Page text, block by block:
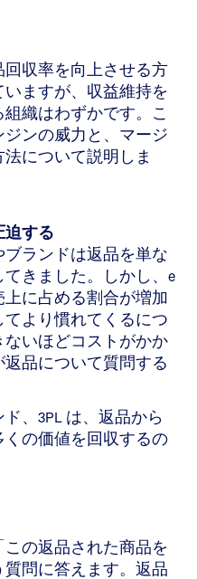
収率を向上させる方
ますが、収益維持を
織はわずかです。こ
ンの威力と、マージ
について説明しま
迫する
ランドは返品を単な
きました。しかし、e
に占める割合が増加
より慣れてくるにつ
いほどコストがかか
品について質問する
、3PL は、返品から
くの価値を回収するの
の返品された商品を
問に答えます。返品